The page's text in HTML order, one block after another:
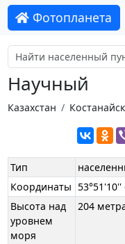
Фотопланета
Научный
Казахстан
Тип
Координаты
Высота над
уровнем
моря
204